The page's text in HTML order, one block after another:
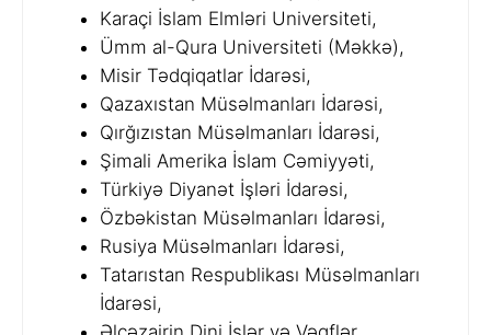
Karaçi İslam Elmləri Universiteti,
Ümm al-Qura Universiteti (Məkkə),
Misir Tədqiqatlar İdarəsi,
Qazaxıstan Müsəlmanları İdarəsi,
Qırğızıstan Müsəlmanları İdarəsi,
Şimali Amerika İslam Cəmiyyəti,
Türkiyə Diyanət İşləri İdarəsi,
Özbəkistan Müsəlmanları İdarəsi,
Rusiya Müsəlmanları İdarəsi,
Tatarıstan Respublikası Müsəlmanları
İdarəsi,